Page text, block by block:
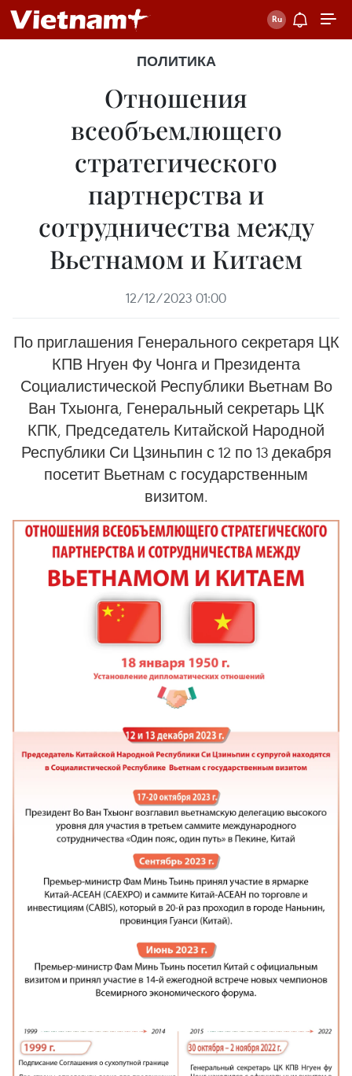
ПОЛИТИКА
Отношения
всеобъемлющего
стратегического
партнерства и
сотрудничества между
Вьетнамом и Китаем
12/12/2023 01:00
По приглашения Генерального секретаря ЦК
КПВ Нгуен Фу Чонга и Президента
Социалистической Республики Вьетнам Во
Ван Тхыонга, Генеральный секретарь ЦК
КПК, Председатель Китайской Народной
Республики Си Цзиньпин с 12 по 13 декабря
посетит Вьетнам с государственным
визитом.